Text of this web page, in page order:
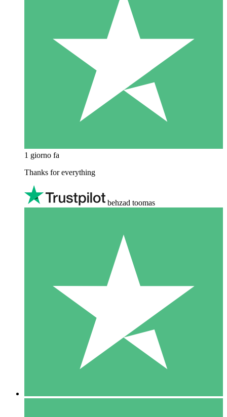
1 giorno fa
Thanks for everything
behzad toomas